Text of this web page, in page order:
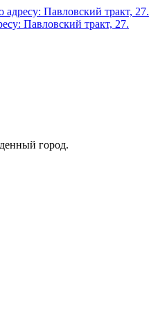
Павловский тракт, 27.
Павловский тракт, 27.
город.